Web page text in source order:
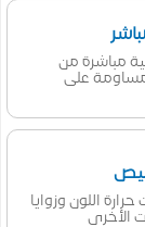
مباشرة من
على
اللون وزوايا
الأخرى